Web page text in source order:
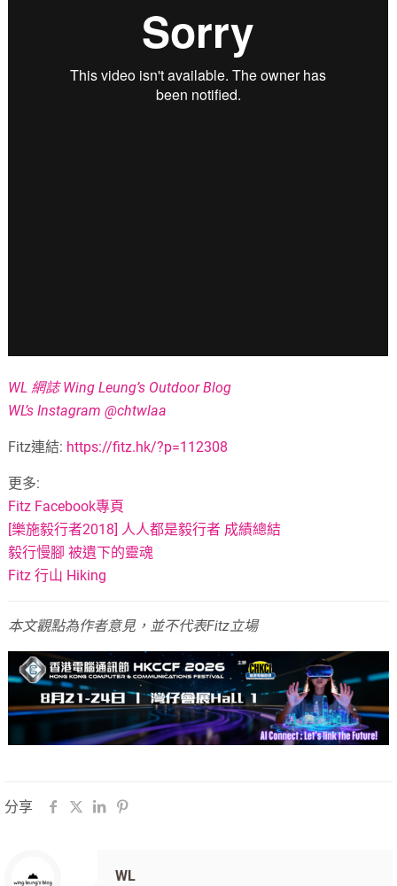
WL 網誌 Wing Leung’s Outdoor Blog
WL’s Instagram @chtwlaa
Fitz連結: https://fitz.hk/?p=112308
更多:
Fitz Facebook專頁
[樂施毅行者2018] 人人都是毅行者 成績總結
毅行慢腳 被遺下的靈魂
Fitz 行山 Hiking
本文觀點為作者意見，並不代表Fitz立場
分享
WL